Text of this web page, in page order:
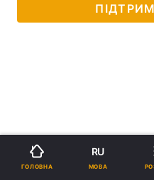
ГОЛОВНА
RU
МОВА